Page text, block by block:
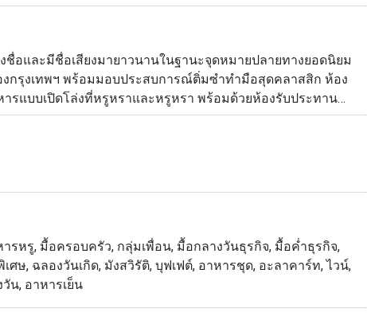
ชื่อและมีชื่อเสียงมายาวนานในฐานะจุดหมายปลายทางยอดนิยม
งกรุงเทพฯ พร้อมมอบประสบการณ์ติ่มซำทำมือสุดคลาสสิก ห้อง
รแบบเปิดโล่งที่หรูหราและหรูหรา พร้อมด้วยห้องรับประทาน
ห้อง ซึ่งให้บริการอาหารกลางวันและอาหารเย็นทุกวันใน
างสูงในหมู่นักชิมอาหารของกรุงเทพฯ ยึดมั่นในมาตรฐานสูงสุด
เศษต่างๆ ทางร้านใช้เฉพาะวัตถุดิบตามฤดูกาลที่สดใหม่ที่สุด รวม
แต่งตามความชอบของแขกทุกท่าน
Bangkok เป็นห้องอาหารจีนกวางตุ้งระดับรางวัล ตั้งอยู่บนชั้น M
งเทพฯ ทำเลใจกลางเมืองใกล้กับ เซ็นทรัลเวิลด์, โรงพยาบาล
รรยากาศโอ่โถงและหรูหรา เหมาะสำหรับการรวมตัวของ
เศษ
รหรู, มื้อครอบครัว, กลุ่มเพื่อน, มื้อกลางวันธุรกิจ, มื้อค่ำธุรกิจ,
ษ, ฉลองวันเกิด, มังสวิรัติ, บุฟเฟต์, อาหารชุด, อะลาคาร์ท, ไวน์,
น, อาหารเย็น